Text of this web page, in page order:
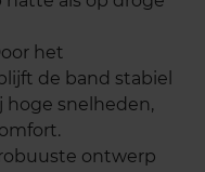
het
de band stabiel
hoge snelheden,
ontwerp